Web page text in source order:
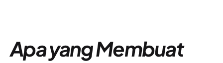
Apa yang Membuat